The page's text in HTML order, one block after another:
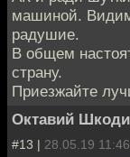
машиной.
радушие.
В общем
страну.
Приезжайте
Октавий
#13 | 28.05.19 11:46